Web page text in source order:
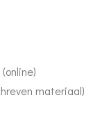
materiaal)